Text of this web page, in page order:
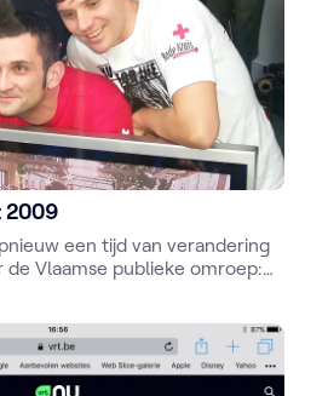
2009
een tijd van verandering
Vlaamse publieke omroep:
en er is de start van Music for
van Donna.